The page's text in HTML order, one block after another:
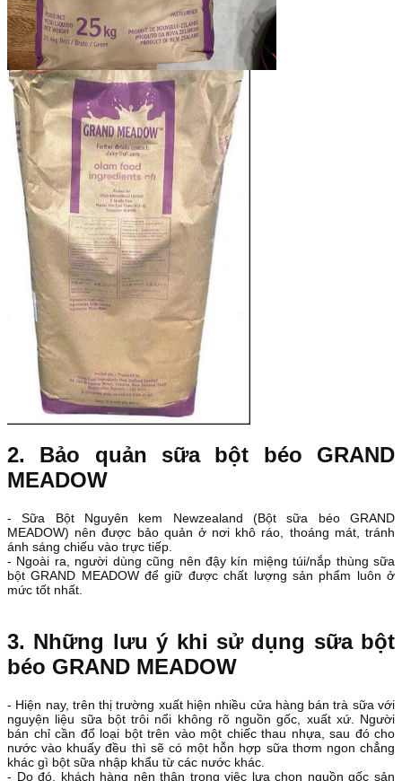
2. Bảo quản sữa bột béo GRAND
MEADOW
- Sữa Bột Nguyên kem Newzealand (Bột sữa béo GRAND
MEADOW) nên được bảo quản ở nơi khô ráo, thoáng mát, tránh
ánh sáng chiếu vào trực tiếp.
- Ngoài ra, người dùng cũng nên đậy kín miệng túi/nắp thùng sữa
bột GRAND MEADOW để giữ được chất lượng sản phẩm luôn ở
mức tốt nhất.
3. Những lưu ý khi sử dụng sữa bột
béo GRAND MEADOW
- Hiện nay, trên thị trường xuất hiện nhiều cửa hàng bán trà sữa với
nguyện liệu sữa bột trôi nổi không rõ nguồn gốc, xuất xứ. Người
bán chỉ cần đổ loại bột trên vào một chiếc thau nhựa, sau đó cho
nước vào khuấy đều thì sẽ có một hỗn hợp sữa thơm ngon chẳng
khác gì bột sữa nhập khẩu từ các nước khác.
- Do đó, khách hàng nên thận trong việc lựa chọn nguồn gốc sản